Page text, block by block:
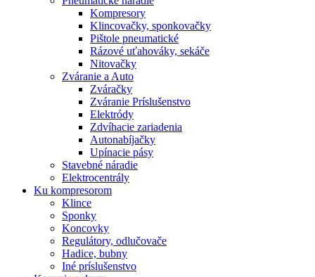
Kompresory
Klincovačky, sponkovačky
Pištole pneumatické
Rázové uťahováky, sekáče
Nitovačky
Zváranie a Auto
Zváračky
Zváranie Príslušenstvo
Elektródy
Zdvíhacie zariadenia
Autonabíjačky
Upínacie pásy
Stavebné náradie
Elektrocentrály
Ku kompresorom
Klince
Sponky
Koncovky
Regulátory, odlučovače
Hadice, bubny
Iné príslušenstvo